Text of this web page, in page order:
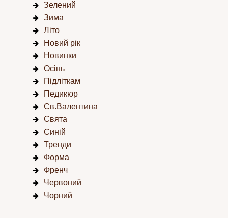
Зелений
Зима
Літо
Новий рік
Новинки
Осінь
Підліткам
Педикюр
Св.Валентина
Свята
Синій
Тренди
Форма
Френч
Червоний
Чорний